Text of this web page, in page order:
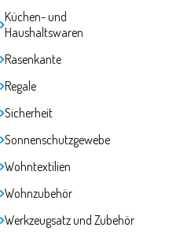
Küchen- und
Haushaltswaren
Rasenkante
Regale
Sicherheit
Sonnenschutzgewebe
Wohntextilien
Wohnzubehör
Werkzeugsatz und Zubehör